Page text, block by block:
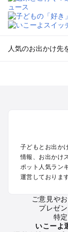
人気のお出かけ先
関西のプールおで
中国･四国のプー
九州･沖縄のプー
定番お出かけス
子どもとお出か
情報、お出かけ
ポット人気ラン
運営しております
ご意見や
プレゼ
特
いこーよ